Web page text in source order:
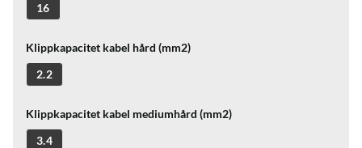
16
Klippkapacitet kabel hård (mm2)
2.2
Klippkapacitet kabel mediumhård (mm2)
3.4